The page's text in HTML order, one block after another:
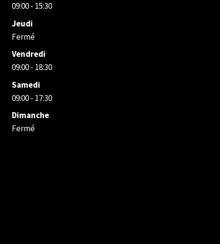
09:00 - 15:30
Jeudi
Fermé
Vendredi
09:00 - 18:30
Samedi
09:00 - 17:30
Dimanche
Fermé